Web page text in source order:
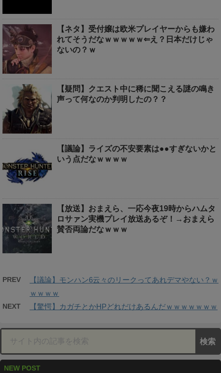
【ネタ】受付嬢は欧米プレイヤーからも嫌わ
れてそうだなｗｗｗｗｗ⇐え？日本だけじゃ
ないの？ｗ
【疑問】クエスト中に稀に聞こえる謎の鳴き
声って何なのか判明したの？？
【議論】ライズの不安要素は●●すぎないかと
いう点だなｗｗｗｗ
【放送】おまえら、一応今夜19時からハムタ
ロサァン実機プレイ放送あるぞ！→おまえら
賛否両論だなｗｗｗ
PREV
【議論】モンハン6云々のリークってあれデマやない？ｗ
ｗｗｗｗ
NEXT 【驚愕】カガチとかHPどれだけあるんだｗｗｗｗｗｗｗ
NEW POST